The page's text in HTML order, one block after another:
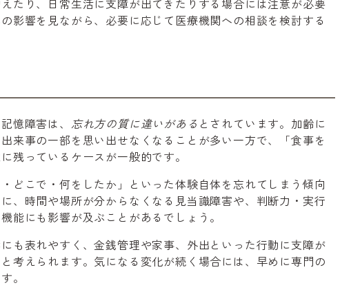
たり、日常生活に支障が出てきたりする場合には注意が必要
影響を見ながら、必要に応じて医療機関への相談を検討する
憶障害は、 忘れ方の質に違いがある とされています。加齢に
来事の一部を思い出せなくなることが多い一方で、「食事を
残っているケースが一般的です。
どこで・何をしたか」といった体験自体を忘れてしまう傾向
、時間や場所が分からなくなる見当識障害や、判断力・実行
能にも影響が及ぶことがあるでしょう。
も表れやすく、金銭管理や家事、外出といった行動に支障が
考えられます。気になる変化が続く場合には、早めに専門の
。